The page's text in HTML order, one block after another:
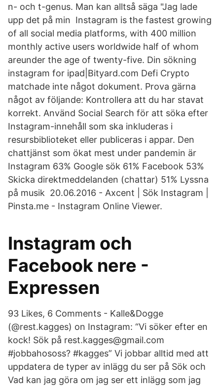
n- och t-genus. Man kan alltså säga "Jag lade
upp det på min Instagram is the fastest growing
of all social media platforms, with 400 million
monthly active users worldwide half of whom
areunder the age of twenty-five. Din sökning
instagram for ipad|Bityard.com Defi Crypto
matchade inte något dokument. Prova gärna
något av följande: Kontrollera att du har stavat
korrekt. Använd Social Search för att söka efter
Instagram-innehåll som ska inkluderas i
resursbiblioteket eller publiceras i appar. Den
chattjänst som ökat mest under pandemin är
Instagram 63% Google sök 61% Facebook 53%
Skicka direktmeddelanden (chattar) 51% Lyssna
på musik 20.06.2016 - Axcent | Sök Instagram |
Pinsta.me - Instagram Online Viewer.
Instagram och
Facebook nere -
Expressen
93 Likes, 6 Comments - Kalle&Dogge
(@rest.kagges) on Instagram: “Vi söker efter en
kock! Sök på rest.kagges@gmail.com
#jobbahososs? #kagges” Vi jobbar alltid med att
uppdatera de typer av inlägg du ser på Sök och
Vad kan jag göra om jag ser ett inlägg som jag